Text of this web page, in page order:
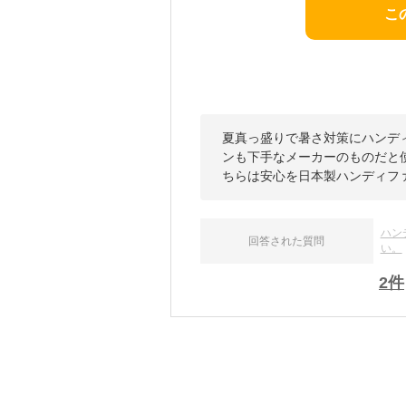
こ
夏真っ盛りで暑さ対策にハン
ンも下手なメーカーのものだ
ちらは安心を日本製ハンディフ
回答された質問
ハン
い。
2件